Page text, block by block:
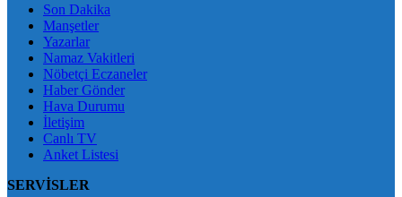
Son Dakika
Manşetler
Yazarlar
Namaz Vakitleri
Nöbetçi Eczaneler
Haber Gönder
Hava Durumu
İletişim
Canlı TV
Anket Listesi
SERVİSLER